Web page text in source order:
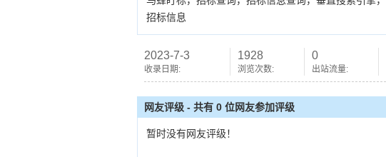
招标信息
2023-7-3
收录日期:
1928
浏览次数:
0
出站流量:
网友评级 - 共有 0 位网友参加评级
暂时没有网友评级！